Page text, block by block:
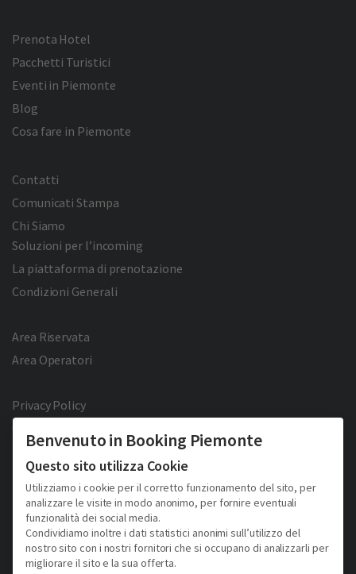
Prenota Hotel
Pacchetti Turistici
Eventi in Piemonte
Blog
Cosa fare in Piemonte
Contatti
Comunicati Stampa
Chi Siamo
Soluzioni per l’incoming
La piattaforma di prenotazione
Condizioni Generali
Area Riservata
Area Operatori
Privacy Policy
Facebook
Twitter YouTube Pinterest
2026 © Copyright - Turismo Alpmed S.r.l.
Benvenuto in Booking Piemonte
Questo sito utilizza Cookie
Utilizziamo i cookie per il corretto funzionamento del sito, per
analizzare le visite in modo anonimo, per fornire eventuali
funzionalità dei social media.
Condividiamo inoltre i dati statistici anonimi sull’utilizzo del
nostro sito con i nostri fornitori che si occupano di analizzarli per
migliorare il sito e la sua offerta.